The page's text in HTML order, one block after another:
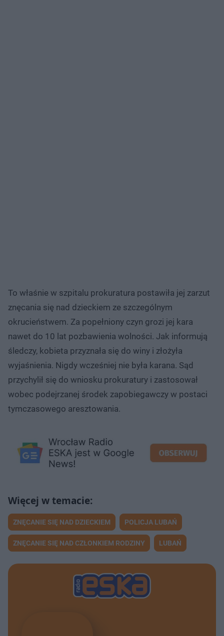
To właśnie w szpitalu prokuratura postawiła jej zarzut
znęcania się nad dzieckiem ze szczególnym
okrucieństwem. Za popełniony czyn grozi jej kara
nawet do 10 lat pozbawienia wolności. Jak informują
śledczy, kobieta przyznała się do winy i złożyła
wyjaśnienia. Nigdy wcześniej nie była karana. Sąd
przychylił się do wniosku prokuratury i zastosował
wobec podejrzanej środek zapobiegawczy w postaci
tymczasowego aresztowania.
ZNĘCANIE SIĘ NAD DZIECKIEM POLICJA LUBAŃ
ZNĘCANIE SIĘ NAD CZŁONKIEM RODZINY LUBAŃ